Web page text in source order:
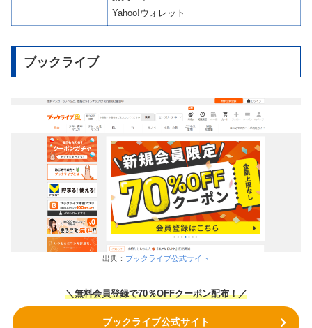
Yahoo!ウォレット
ブックライブ
出典： ブックライブ公式サイト
＼無料会員登録で70％OFFクーポン配布！／
ブックライブ公式サイト